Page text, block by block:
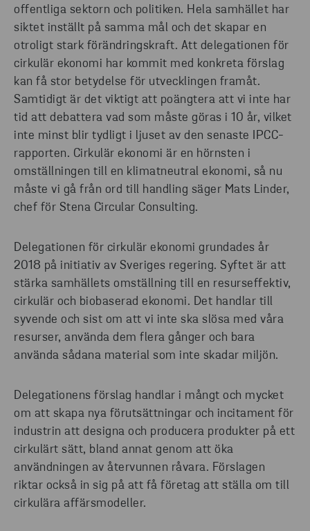
offentliga sektorn och politiken. Hela samhället har
siktet inställt på samma mål och det skapar en
otroligt stark förändringskraft. Att delegationen för
cirkulär ekonomi har kommit med konkreta förslag
kan få stor betydelse för utvecklingen framåt.
Samtidigt är det viktigt att poängtera att vi inte har
tid att debattera vad som måste göras i 10 år, vilket
inte minst blir tydligt i ljuset av den senaste IPCC-
rapporten. Cirkulär ekonomi är en hörnsten i
omställningen till en klimatneutral ekonomi, så nu
måste vi gå från ord till handling säger Mats Linder,
chef för Stena Circular Consulting.
Delegationen för cirkulär ekonomi grundades år
2018 på initiativ av Sveriges regering. Syftet är att
stärka samhällets omställning till en resurseffektiv,
cirkulär och biobaserad ekonomi. Det handlar till
syvende och sist om att vi inte ska slösa med våra
resurser, använda dem flera gånger och bara
använda sådana material som inte skadar miljön.
Delegationens förslag handlar i mångt och mycket
om att skapa nya förutsättningar och incitament för
industrin att designa och producera produkter på ett
cirkulärt sätt, bland annat genom att öka
användningen av återvunnen råvara. Förslagen
riktar också in sig på att få företag att ställa om till
cirkulära affärsmodeller.